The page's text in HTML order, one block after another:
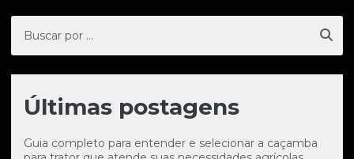
Últimas postagens
Guia completo para entender e selecionar a caçamba